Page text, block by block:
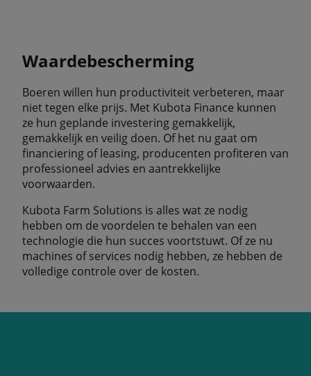
Waardebescherming
Boeren willen hun productiviteit verbeteren, maar
niet tegen elke prijs. Met Kubota Finance kunnen
ze hun geplande investering gemakkelijk,
gemakkelijk en veilig doen. Of het nu gaat om
financiering of leasing, producenten profiteren van
professioneel advies en aantrekkelijke
voorwaarden.
Kubota Farm Solutions is alles wat ze nodig
hebben om de voordelen te behalen van een
technologie die hun succes voortstuwt. Of ze nu
machines of services nodig hebben, ze hebben de
volledige controle over de kosten.